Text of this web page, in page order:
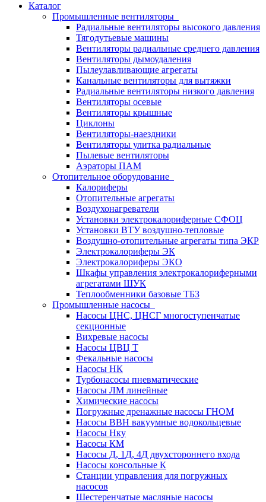
Каталог
Промышленные вентиляторы
Радиальные вентиляторы высокого давления
Тягодутьевые машины
Вентиляторы радиальные среднего давления
Вентиляторы дымоудаления
Пылеулавливающие агрегаты
Канальные вентиляторы для вытяжки
Радиальные вентиляторы низкого давления
Вентиляторы осевые
Вентиляторы крышные
Циклоны
Вентиляторы-наездники
Вентиляторы улитка радиальные
Пылевые вентиляторы
Аэраторы ПАМ
Отопительное оборудование
Калориферы
Отопительные агрегаты
Воздухонагреватели
Установки электрокалориферные СФОЦ
Установки ВТУ воздушно-тепловые
Воздушно-отопительные агрегаты типа ЭКР
Электрокалориферы ЭК
Электрокалориферы ЭКО
Шкафы управления электрокалориферными
агрегатами ШУК
Теплообменники базовые ТБЗ
Промышленные насосы
Насосы ЦНС, ЦНСГ многоступенчатые
секционные
Вихревые насосы
Насосы ЦВЦ Т
Фекальные насосы
Насосы НК
Турбонасосы пневматические
Насосы ЛМ линейные
Химические насосы
Погружные дренажные насосы ГНОМ
Насосы ВВН вакуумные водокольцевые
Насосы Нку
Насосы КМ
Насосы Д, 1Д, 4Д двухстороннего входа
Насосы консольные К
Станции управления для погружных
насосов
Шестеренчатые масляные насосы